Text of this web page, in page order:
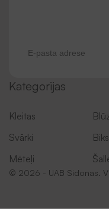
Kategorijas
Kleitas
Svārki
Mēteļi
© 2026 - UAB Sidonas.